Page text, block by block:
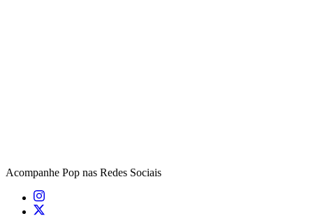
Acompanhe Pop nas Redes Sociais